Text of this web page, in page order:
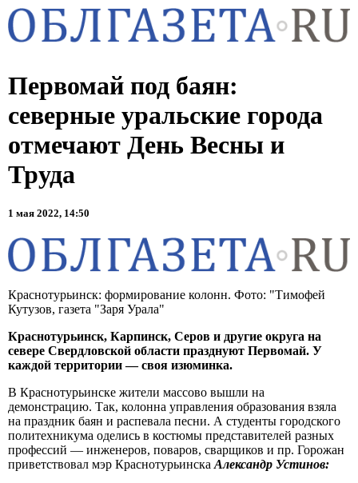
Первомай под баян:
северные уральские города
отмечают День Весны и
Труда
1 мая 2022, 14:50
Краснотурьинск: формирование колонн. Фото: "Тимофей
Кутузов, газета "Заря Урала"
Краснотурьинск, Карпинск, Серов и другие округа на
севере Свердловской области празднуют Первомай. У
каждой территории — своя изюминка.
В Краснотурьинске жители массово вышли на
демонстрацию. Так, колонна управления образования взяла
на праздник баян и распевала песни. А студенты городского
политехникума оделись в костюмы представителей разных
профессий — инженеров, поваров, сварщиков и пр. Горожан
приветствовал мэр Краснотурьинска Александр Устинов: